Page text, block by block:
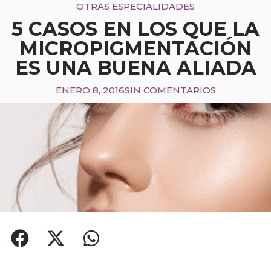
OTRAS ESPECIALIDADES
5 CASOS EN LOS QUE LA
MICROPIGMENTACIÓN
ES UNA BUENA ALIADA
ENERO 8, 2016SIN COMENTARIOS